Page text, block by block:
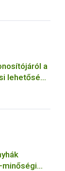
a
lehetőség